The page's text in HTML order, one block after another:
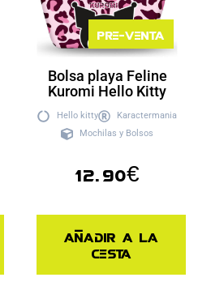
Pre-venta
Bolsa playa Feline
Kuromi Hello Kitty
Hello kitty
Karactermania
Mochilas y Bolsos
12.90€
Añadir a la
cesta